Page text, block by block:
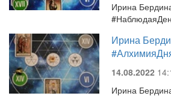
Ирина
Ирина
14.08.2022
Ирина